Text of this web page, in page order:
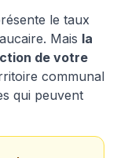
le taux
Mais la
de votre
communal
qui peuvent